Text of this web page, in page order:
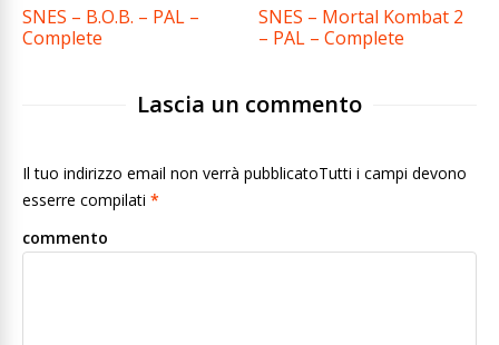
SNES – B.O.B. – PAL –
Complete
SNES – Mortal Kombat 2
– PAL – Complete
Lascia un commento
Il tuo indirizzo email non verrà pubblicatoTutti i campi devono
esserre compilati *
commento